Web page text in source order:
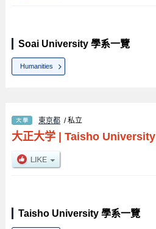
Soai University 學系一覽
Humanities
東京都 / 私立
大正大学| Taisho University
Taisho University 學系一覽